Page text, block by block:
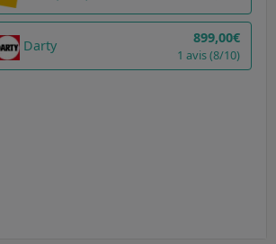
Darty 899,00€
1 avis (8/10)